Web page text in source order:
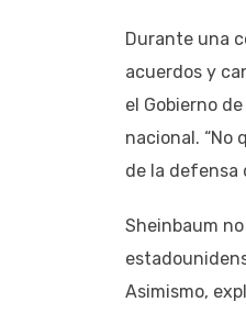
Durante una
acuerdos y
el Gobierno
nacional. “No
de la defensa
Sheinbaum
Asimismo,